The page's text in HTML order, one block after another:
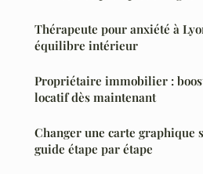
Thérapeute pour anxiété à
équilibre intérieur
Propriétaire immobilier :
locatif dès maintenant
Changer une carte graphique
guide étape par étape